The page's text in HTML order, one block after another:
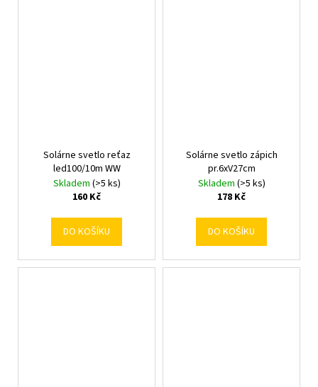
Solárne svetlo reťaz
led100/10m WW
Skladem (>5 ks)
160 Kč
DO KOŠÍKU
Solárne svetlo zápich
pr.6xV27cm
Skladem (>5 ks)
178 Kč
DO KOŠÍKU